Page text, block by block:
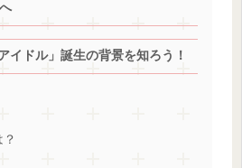
イドル」誕生の背景を知ろう！